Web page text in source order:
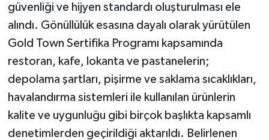
güvenliği ve hijyen standardı oluşturulması ele
alındı. Gönüllülük esasına dayalı olarak yürütülen
Gold Town Sertifika Programı kapsamında
restoran, kafe, lokanta ve pastanelerin;
depolama şartları, pişirme ve saklama sıcaklıkları,
havalandırma sistemleri ile kullanılan ürünlerin
kalite ve uygunluğu gibi birçok başlıkta kapsamlı
denetimlerden geçirildiği aktarıldı. Belirlenen